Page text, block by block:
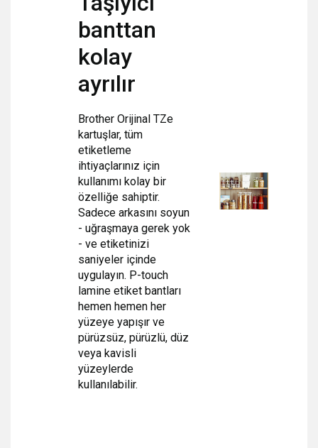
banttan
kolay
ayrılır
Brother Orijinal TZe
kartuşlar, tüm
etiketleme
ihtiyaçlarınız için
kullanımı kolay bir
özelliğe sahiptir.
Sadece arkasını soyun
- uğraşmaya gerek yok
- ve etiketinizi
saniyeler içinde
uygulayın. P-touch
lamine etiket bantları
hemen hemen her
yüzeye yapışır ve
pürüzsüz, pürüzlü, düz
veya kavisli
yüzeylerde
kullanılabilir.